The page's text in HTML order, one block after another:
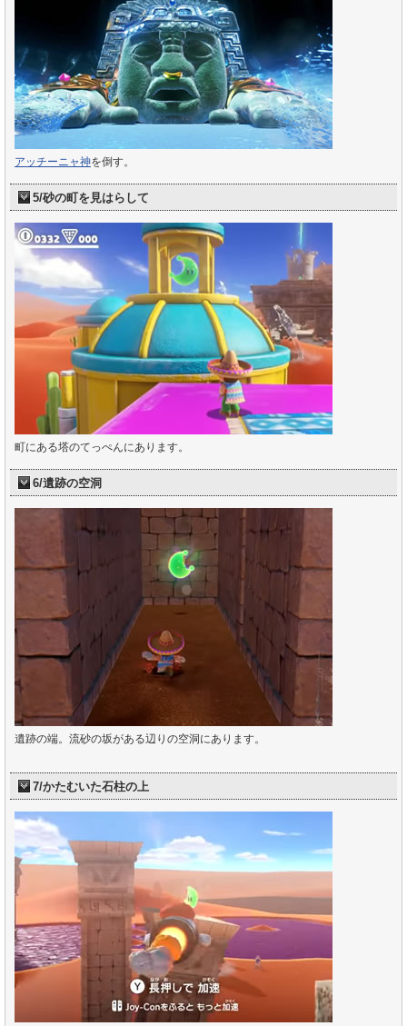
アッチーニャ神を倒す。
5/砂の町を見はらして
町にある塔のてっぺんにあります。
6/遺跡の空洞
遺跡の端。流砂の坂がある辺りの空洞にあります。
7/かたむいた石柱の上